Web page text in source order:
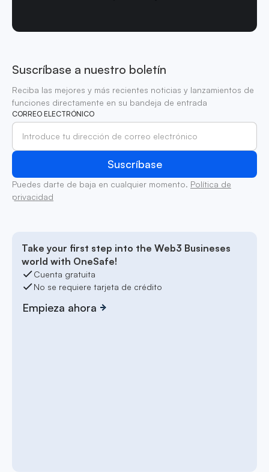
Suscríbase a nuestro boletín
Reciba las mejores y más recientes noticias y lanzamientos de
funciones directamente en su bandeja de entrada
CORREO ELECTRÓNICO
Puedes darte de baja en cualquier momento. Política de
privacidad
Take your first step into the Web3 Busineses
world with OneSafe!
Cuenta gratuita
No se requiere tarjeta de crédito
Empieza ahora